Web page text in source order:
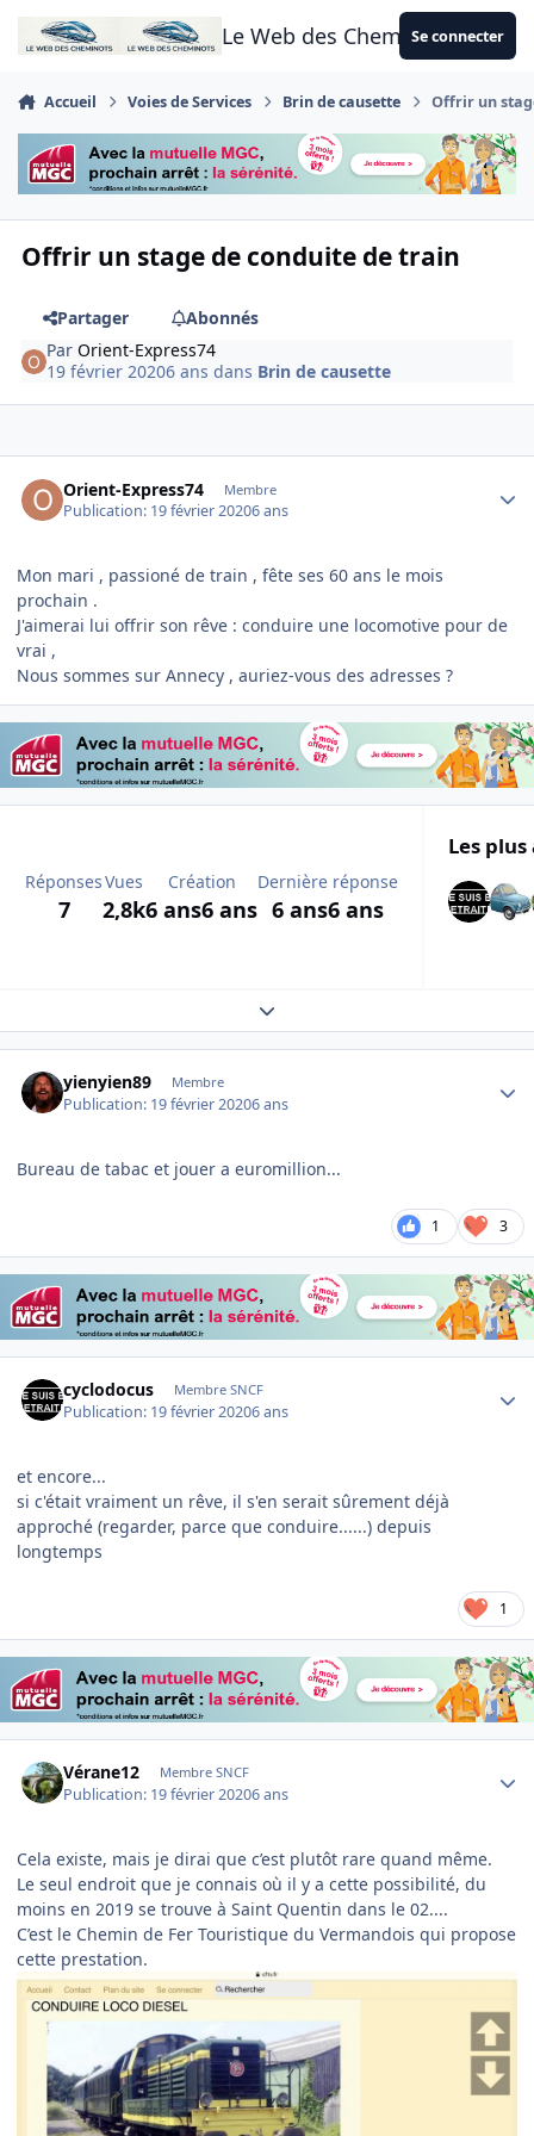
Aller au contenu
Le Web des CheminotsSe connecter
Accueil Voies de Services Brin de causette Offrir un
Offrir un stage de conduite de train
Partager
Abonnés
ParOrient-Express74
19 février 20206 ans dans Brin de causette
Orient-Express74 Membre
Publication: 19 février 20206 ans
Mon mari , passioné de train , fête ses 60 ans le mois
prochain .
J'aimerai lui offrir son rêve : conduire une locomotive pour de
vrai ,
Nous sommes sur Annecy , auriez-vous des adresses ?
Réponses
7
Vues
2,8k
Création
6 ans6 ans
Dernière réponse
6 ans6 ans
Les
Expand topic overview
yienyien89 Membre
Publication: 19 février 20206 ans
Bureau de tabac et jouer a euromillion...
1 3
cyclodocus Membre SNCF
Publication: 19 février 20206 ans
et encore...
si c'était vraiment un rêve, il s'en serait sûrement déjà
approché (regarder, parce que conduire......) depuis
longtemps
1
Vérane12 Membre SNCF
Publication: 19 février 20206 ans
Cela existe, mais je dirai que c’est plutôt rare quand même.
Le seul endroit que je connais où il y a cette possibilité, du
moins en 2019 se trouve à Saint Quentin dans le 02....
C’est le Chemin de Fer Touristique du Vermandois qui propose
cette prestation.